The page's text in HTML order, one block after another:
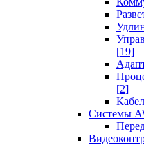
[19]
[2]
Системы